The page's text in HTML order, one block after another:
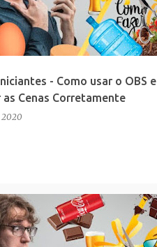
- Como usar o OBS e
as Cenas Corretamente
2020